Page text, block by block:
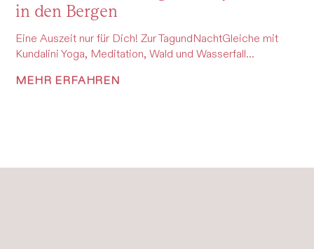
in den Bergen
Eine Auszeit nur für Dich! Zur TagundNachtGleiche mit
Kundalini Yoga, Meditation, Wald und Wasserfall...
MEHR ERFAHREN